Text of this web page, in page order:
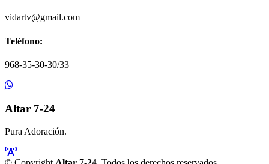
vidartv@gmail.com
Teléfono:
968-35-30-30/33
Altar 7-24
Pura Adoración.